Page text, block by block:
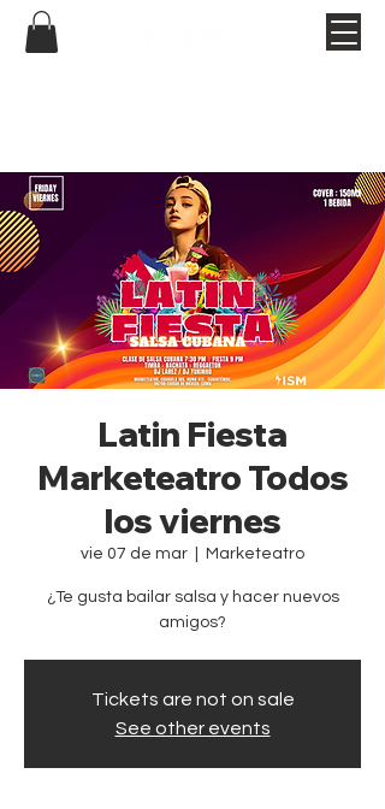
Latin Fiesta
Marketeatro Todos
los viernes
vie 07 de mar Marketeatro
¿Te gusta bailar salsa y hacer nuevos
amigos?
Tickets are not on sale
See other events